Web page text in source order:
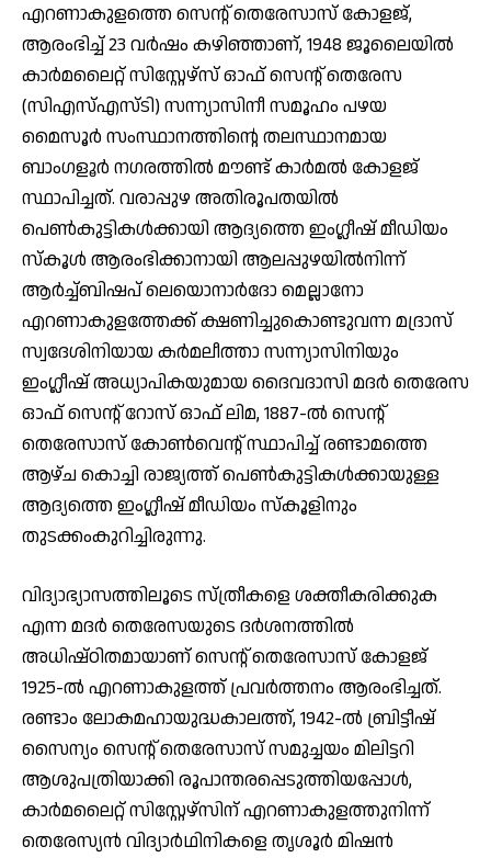
എറണാകുളത്തെ സെന്റ് തെരേസാസ് കോളജ്,
ആരംഭിച്ച് 23 വര്‍ഷം കഴിഞ്ഞാണ്, 1948 ജൂലൈയില്‍
കാര്‍മലൈറ്റ് സിസ്റ്റേഴ്സ് ഓഫ് സെന്റ് തെരേസ
(സിഎസ്എസ്ടി) സന്ന്യാസിനീ സമൂഹം പഴയ
മൈസൂര്‍ സംസ്ഥാനത്തിന്റെ തലസ്ഥാനമായ
ബാംഗളൂര്‍ നഗരത്തില്‍ മൗണ്ട് കാര്‍മല്‍ കോളജ്
സ്ഥാപിച്ചത്. വരാപ്പുഴ അതിരൂപതയില്‍
പെണ്‍കുട്ടികള്‍ക്കായി ആദ്യത്തെ ഇംഗ്ലീഷ് മീഡിയം
സ്‌കൂള്‍ ആരംഭിക്കാനായി ആലപ്പുഴയില്‍നിന്ന്
ആര്‍ച്ച്ബിഷപ് ലെയൊനാര്‍ദോ മെല്ലാനോ
എറണാകുളത്തേക്ക് ക്ഷണിച്ചുകൊണ്ടുവന്ന മദ്രാസ്
സ്വദേശിനിയായ കര്‍മലീത്താ സന്ന്യാസിനിയും
ഇംഗ്ലീഷ് അധ്യാപികയുമായ ദൈവദാസി മദര്‍ തെരേസ
ഓഫ് സെന്റ് റോസ് ഓഫ് ലിമ, 1887-ല്‍ സെന്റ്
തെരേസാസ് കോണ്‍വെന്റ് സ്ഥാപിച്ച് രണ്ടാമത്തെ
ആഴ്ച കൊച്ചി രാജ്യത്ത് പെണ്‍കുട്ടികള്‍ക്കായുള്ള
ആദ്യത്തെ ഇംഗ്ലീഷ് മീഡിയം സ്‌കൂളിനും
തുടക്കംകുറിച്ചിരുന്നു.
വിദ്യാഭ്യാസത്തിലൂടെ സ്ത്രീകളെ ശക്തീകരിക്കുക
എന്ന മദര്‍ തെരേസയുടെ ദര്‍ശനത്തില്‍
അധിഷ്ഠിതമായാണ് സെന്റ് തെരേസാസ് കോളജ്
1925-ല്‍ എറണാകുളത്ത് പ്രവര്‍ത്തനം ആരംഭിച്ചത്.
രണ്ടാം ലോകമഹായുദ്ധകാലത്ത്, 1942-ല്‍ ബ്രിട്ടീഷ്
സൈന്യം സെന്റ് തെരേസാസ് സമുച്ചയം മിലിട്ടറി
ആശുപത്രിയാക്കി രൂപാന്തരപ്പെടുത്തിയപ്പോള്‍,
കാര്‍മലൈറ്റ് സിസ്റ്റേഴ്സിന് എറണാകുളത്തുനിന്ന്
തെരേസ്യന്‍ വിദ്യാര്‍ഥിനികളെ തൃശൂര്‍ മിഷന്‍